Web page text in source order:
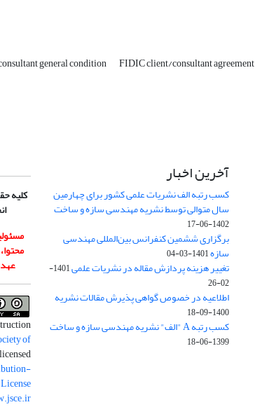
general condition FIDIC client/consultant agreement
آخرین اخبار
کسب رتبه الف نشریات علمی کشور برای چهارمین
سال متوالی توسط نشریه مهندسی سازه و ساخت
1402-06-17
برگزاری ششمین کنفرانس بین‌المللی مهندسی
سازه1401-03-04
تغییر هزینه پردازش مقاله در نشریات علمی
1401-
02-26
اطلاعیه در خصوص گواهی پذیرش مقالات نشریه
1400-09-18
کسب رتبه A "الف" نشریه مهندسی سازه و ساخت
1399-06-18
کلیه
of